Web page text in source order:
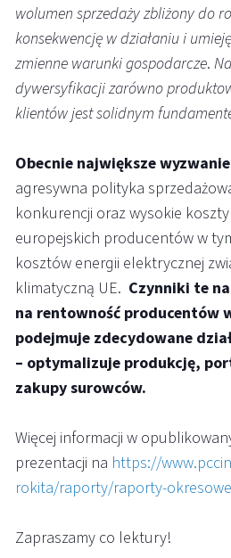
wolumen sprzedaży zbliżony do
konsekwencję w działaniu i
zmienne warunki gospodarcze.
dywersyfikacji zarówno
klientów jest solidnym
Obecnie największe
agresywna polityka
konkurencji oraz wysokie
europejskich producentów w
kosztów energii elektrycznej
klimatyczną UE. Czynniki te
na rentowność producentów
podejmuje zdecydowane
– optymalizuje produkcję,
zakupy surowców.
Więcej informacji w
prezentacji na https://
rokita/raporty/raporty-
Zapraszamy co lektury!